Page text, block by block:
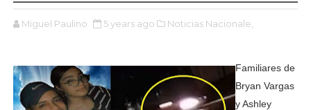
Miguel Paulino 5 years ago Noticias Nacionale,
Familiares de
Bryan Vargas
y Ashley